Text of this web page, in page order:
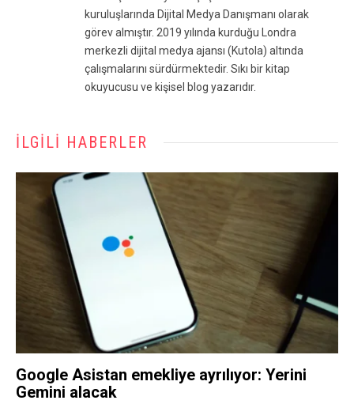
kuruluşlarında Dijital Medya Danışmanı olarak
görev almıştır. 2019 yılında kurduğu Londra
merkezli dijital medya ajansı (Kutola) altında
çalışmalarını sürdürmektedir. Sıkı bir kitap
okuyucusu ve kişisel blog yazarıdır.
İLGILI HABERLER
Google Asistan emekliye ayrılıyor: Yerini
Gemini alacak